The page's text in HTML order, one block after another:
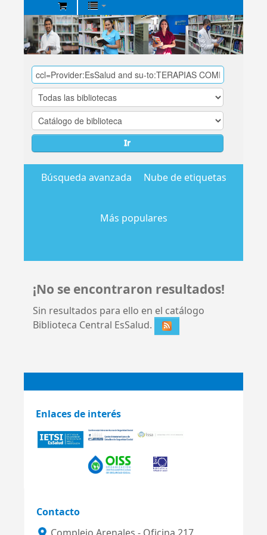
Biblioteca
Central
EsSalud
Ir
Búsqueda avanzada Nube de etiquetas
Más populares
¡No se encontraron resultados!
Sin resultados para ello en el catálogo
Biblioteca Central EsSalud.
Enlaces de interés
Contacto